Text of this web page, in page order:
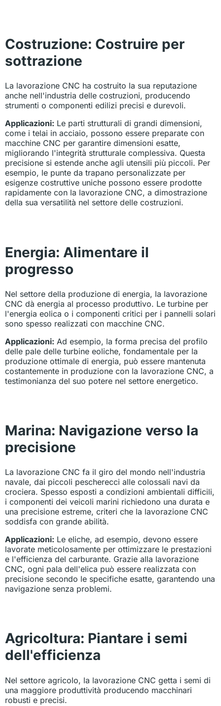
Costruzione: Costruire per
sottrazione
La lavorazione CNC ha costruito la sua reputazione
anche nell'industria delle costruzioni, producendo
strumenti o componenti edilizi precisi e durevoli.
Applicazioni: Le parti strutturali di grandi dimensioni,
come i telai in acciaio, possono essere preparate con
macchine CNC per garantire dimensioni esatte,
migliorando l'integrità strutturale complessiva. Questa
precisione si estende anche agli utensili più piccoli. Per
esempio, le punte da trapano personalizzate per
esigenze costruttive uniche possono essere prodotte
rapidamente con la lavorazione CNC, a dimostrazione
della sua versatilità nel settore delle costruzioni.
Energia: Alimentare il
progresso
Nel settore della produzione di energia, la lavorazione
CNC dà energia al processo produttivo. Le turbine per
l'energia eolica o i componenti critici per i pannelli solari
sono spesso realizzati con macchine CNC.
Applicazioni: Ad esempio, la forma precisa del profilo
delle pale delle turbine eoliche, fondamentale per la
produzione ottimale di energia, può essere mantenuta
costantemente in produzione con la lavorazione CNC, a
testimonianza del suo potere nel settore energetico.
Marina: Navigazione verso la
precisione
La lavorazione CNC fa il giro del mondo nell'industria
navale, dai piccoli pescherecci alle colossali navi da
crociera. Spesso esposti a condizioni ambientali difficili,
i componenti dei veicoli marini richiedono una durata e
una precisione estreme, criteri che la lavorazione CNC
soddisfa con grande abilità.
Applicazioni: Le eliche, ad esempio, devono essere
lavorate meticolosamente per ottimizzare le prestazioni
e l'efficienza del carburante. Grazie alla lavorazione
CNC, ogni pala dell'elica può essere realizzata con
precisione secondo le specifiche esatte, garantendo una
navigazione senza problemi.
Agricoltura: Piantare i semi
dell'efficienza
Nel settore agricolo, la lavorazione CNC getta i semi di
una maggiore produttività producendo macchinari
robusti e precisi.